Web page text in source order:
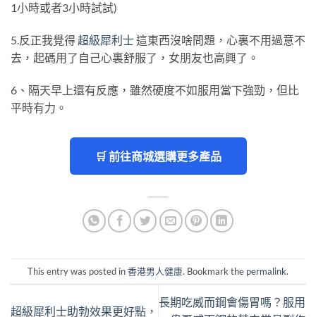
1小時或者3小時試試)
5.反正我覺得超級犀利士這東西沒啥問題，心裏不用過意不
去，起碼用了自己心裏舒服了，女朋友也高興了。
6、隔天早上還有反應，雖然硬度不如服用當下強勁，但比
平時有力。
🛒 前往商城選購更多產品
This entry was posted in香港男人健康. Bookmark the permalink.
超級犀利士助勃效果更好點，
長期吃威而鋼會傷胃嗎？服用